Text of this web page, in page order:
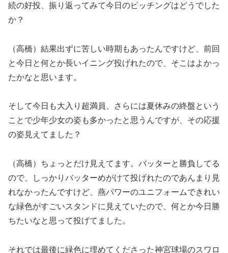
続の好投、振り返ってみて今日のピッチングはどうでした
か？
（高橋）結果出ずに苦しい時期もあったんですけど、前回
と今日と何とか長いイニング投げれたので、そこはよかっ
たかなと思います。
そして今日も大入り超満員、さらには夏休みの終盤という
ことで少年少女の姿も多かったと思うんですが、その応援
の姿見えてました？
（高橋）ちょっとだけ見えてます。バッターと勝負してる
ので、しっかりバッターめがけて投げれたのであんまり見
れなかったんですけど、燕パワーのユニフォームできれい
な緑色がすごいスタンドに見えていたので、何とか今日勝
ちたいなと思って投げてました。
それでは最後に緑色に埋めてくださった神宮球場のスワロ